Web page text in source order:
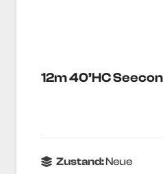
12m 40’HC
Zustand:Neue